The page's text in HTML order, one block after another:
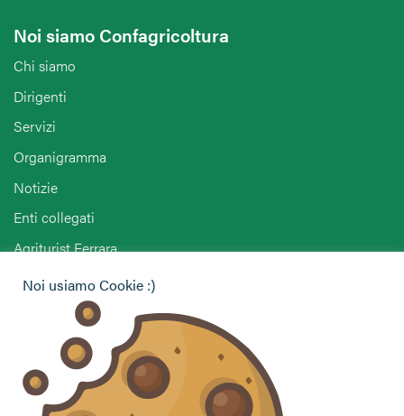
Noi siamo Confagricoltura
Chi siamo
Dirigenti
Servizi
Organigramma
Notizie
Enti collegati
Agriturist Ferrara
ANGA Ferrara
Hai bisogno di informazioni?
Vuoi contattarci per ricevere assistenza, lasciare un
commento o chiedere informazioni?
Noi usiamo Cookie :)